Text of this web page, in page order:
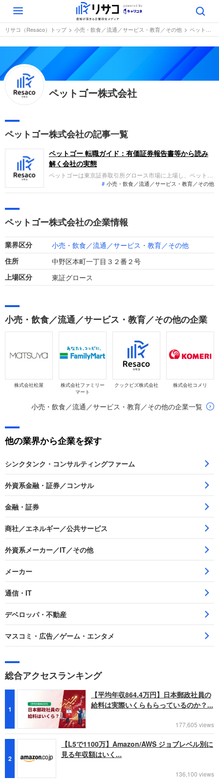
Toggle
navigation
リサコ（Resaco）トップ 小売・飲食／流通／サービス・教育／その他 ペットゴー株式会社
ペットゴー株式会社
ペットゴー株式会社の記事一覧
ペットゴー 転職ガイド：有価証券報告書等から読み
解く会社の実態
ペットゴーは東京証券取引所グロース市場に上場し、ペットヘ
ルスケア商品を扱うペットコマース事業やペットメディア事業
を展開する企業です。直近の業績では、一部商流変更やDTCブ
ます。
小売・飲食／流通／サービス・教育／その他
ペットゴー株式会社の企業情報
業界区分 小売・飲食／流通／サービス・教育／その他
住所 中野区本町一丁目３２番２号
上場区分 東証グロース
小売・飲食／流通／サービス・教育／その他の企業
株式会社松屋
株式会社ファミリー
マート
クックビズ株式会社 株式会社コメリ
小売・飲食／流通／サービス・教育／その他の企業一覧
他の業界から企業を探す
シンクタンク・コンサルティングファーム
外資系金融・証券／コンサル
金融・証券
商社／エネルギー／公共サービス
外資系メーカー／IT／その他
メーカー
通信・IT
デベロッパ・不動産
マスコミ・広告／ゲーム・エンタメ
総合アクセスランキング
1
【平均年収864.4万円】日本郵政社員の
給料は実際いくらもらっているのか？...
177,605 views
2
【L5で1100万】Amazon/AWS ジョブレベル別に
見る年収額はいく...
136,100 views